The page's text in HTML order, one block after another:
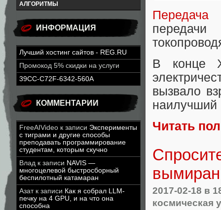
АЛГОРИТМЫ
ИНФОРМАЦИЯ
Лучший хостинг сайтов - REG.RU
Промокод 5% скидки на услуги
39CC-C72F-6342-560A
КОММЕНТАРИИ
FreeAIVideo к записи Эксперименты
с тиграми и другие способы
преподавать программирование
студентам, которым скучно
Влад к записи NAVIS —
многоцелевой быстросборный
беспилотный катамаран
Азатк записи Как я собрал LLM-
печку на 4 GPU, и на что она
способна
Передача
передачи
В конце
вызвало
наилучший
Читать
2017-02-18 в
космическая